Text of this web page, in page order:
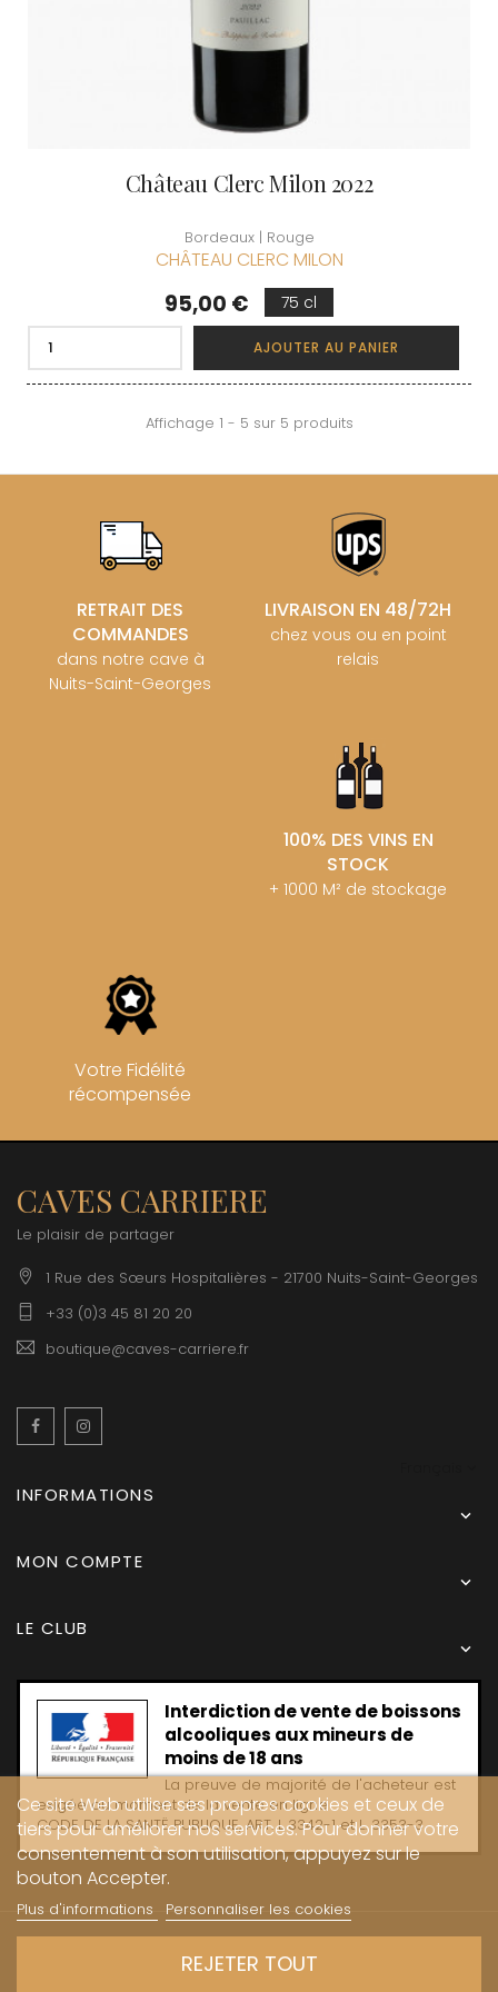
Château Clerc Milon 2022
Bordeaux | Rouge
CHÂTEAU CLERC MILON
Prix
95,00 € 75 cl
AJOUTER AU PANIER
Affichage 1 - 5 sur 5 produits
RETRAIT DES
COMMANDES
dans notre cave à
Nuits-Saint-Georges
LIVRAISON EN 48/72H
chez vous ou en point
relais
100% DES VINS EN
STOCK
+ 1000 M² de stockage
Votre Fidélité
récompensée
CAVES CARRIERE
Le plaisir de partager
1 Rue des Sœurs Hospitalières - 21700 Nuits-Saint-Georges
+33 (0)3 45 81 20 20
boutique@caves-carriere.fr
Facebook
INFORMATIONS

MON COMPTE

LE CLUB

Interdiction de vente de boissons
alcooliques aux mineurs de
moins de 18 ans
La preuve de majorité de l'acheteur est
exigée au moment de la vente en ligne
CODE DE LA SANTË PUBLIQUE, ART. L 3342-1 et L. 3353-3
Ce site Web utilise ses propres cookies et ceux de
tiers pour améliorer nos services. Pour donner votre
consentement à son utilisation, appuyez sur le
bouton Accepter.
Plus d'informations Personnaliser les cookies
REJETER TOUT